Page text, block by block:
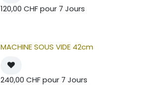
120,00 CHF pour 7 Jours
MACHINE SOUS VIDE 42cm
240,00 CHF pour 7 Jours